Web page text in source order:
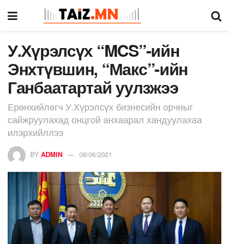
У.Хүрэлсүх “MCS”-ийн
Энхтүвшин, “Макс”-ийн
Ганбаатартай уулзжээ
Ерөнхийлөгч У.Хүрэлсүх бизнесийн орчныг
сайжруулахад онцгой анхаарал хандуулахаа
илэрхийллээ
BY ADMIN 08/06/2021